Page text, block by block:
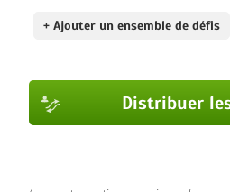
+ Ajouter un ensemble de défis
Distribuer